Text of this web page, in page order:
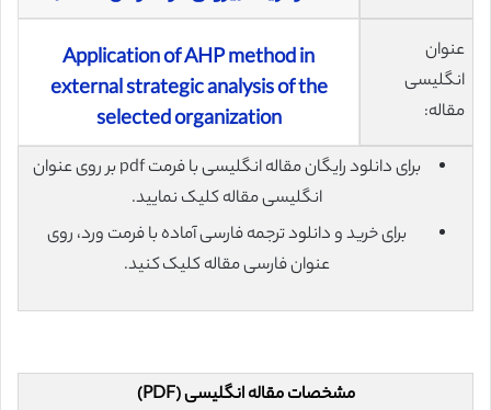
عنوان
انگلیسی
مقاله:
Application of AHP method in
external strategic analysis of the
selected organization
برای دانلود رایگان مقاله انگلیسی با فرمت pdf بر روی عنوان
انگلیسی مقاله کلیک نمایید.
برای خرید و دانلود ترجمه فارسی آماده با فرمت ورد، روی
عنوان فارسی مقاله کلیک کنید.
مشخصات مقاله انگلیسی (PDF)